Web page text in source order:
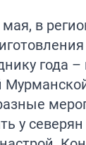
в
года –
у северян